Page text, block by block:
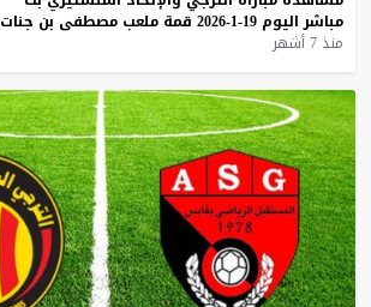
مباشر اليوم 19-1-2026 قمة ملعب مصطفى بن جنات
منذ 7 أشهر